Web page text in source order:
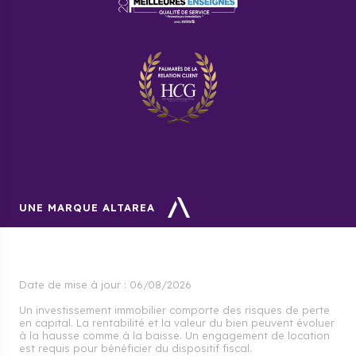
UNE MARQUE ALTAREA
Date de mise à jour : 06/08/2026
Un investissement immobilier comporte des risques de perte
en capital. La rentabilité et la valeur du bien peuvent évoluer
à la hausse comme à la baisse. Un engagement de location
est requis pour bénéficier du dispositif fiscal.